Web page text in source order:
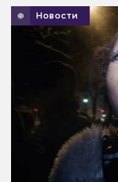
Новости